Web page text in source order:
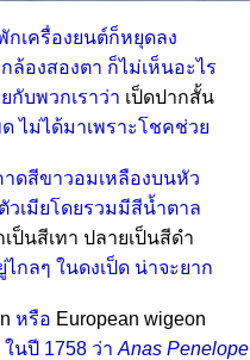
กเครื่องยนต์ก็หยุดลง
ล้องสองตา ก็ไม่เห็นอะไร
กับพวกเราว่า เป็ดปากสั้น
ด ไม่ได้มาเพราะโชคช่ว
ดสีขาวอมเหลืองบนหัว
วเมียโดยรวมมีสีน้ำตาล
เป็นสีเทา ปลายเป็นสีดำ
ลๆ ในดงเป็ด น่าจะยาก
หรือ European wigeon
นปี 1758 ว่า Anas Penelope